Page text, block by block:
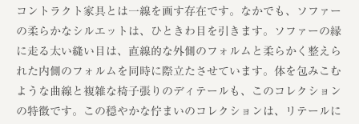
コントラクト家具とは一線を画す存在です。なかでも、ソファー
の柔らかなシルエットは、ひときわ目を引きます。ソファーの縁
に走る太い縫い目は、直線的な外側のフォルムと柔らかく整えら
れた内側のフォルムを同時に際立たさせています。体を包みこむ
ような曲線と複雑な椅子張りのディテールも、このコレクション
の特徴です。この穏やかな佇まいのコレクションは、リテールに